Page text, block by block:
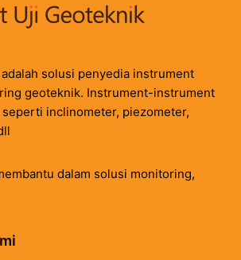
adalah solusi penyedia instrument
geoteknik. Instrument-instrument
inclinometer, piezometer,
dalam solusi monitoring,